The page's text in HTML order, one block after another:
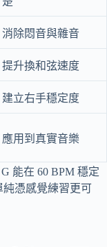
消除悶音與雜音
提升換和弦速度
建立右手穩定度
應用到真實音樂
能在 60 BPM 穩定
純憑感覺練習更可